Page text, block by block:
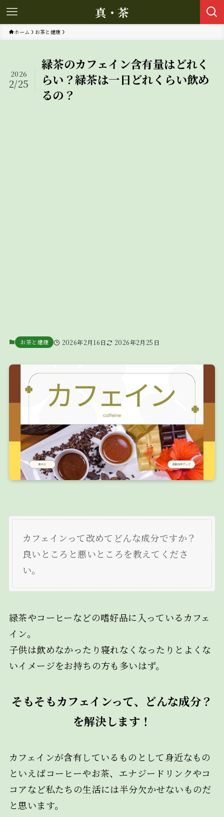
真・茶
ホーム お茶と健康
緑茶のカフェイン含有量はどれく
らい？緑茶は一日どれくらい飲め
るの？
2026
2/25
お茶と健康 2026年2月16日 2026年2月25日
カフェインって改めてどんな成分ですか？
良いところと悪いところを教えてくださ
い。
緑茶やコーヒーなどの嗜好品に入っているカフェ
イン。
子供は飲めなかったり寝れなくなったりとよくな
いイメージをお持ちの方も多いはず。
そもそもカフェインって、どんな成分？
を解決します！
カフェインが含有しているものとして身近なもの
といえばコーヒーやお茶、エナジードリンクやコ
コアなど私たちの生活には半分欠かせないものだ
と思います。